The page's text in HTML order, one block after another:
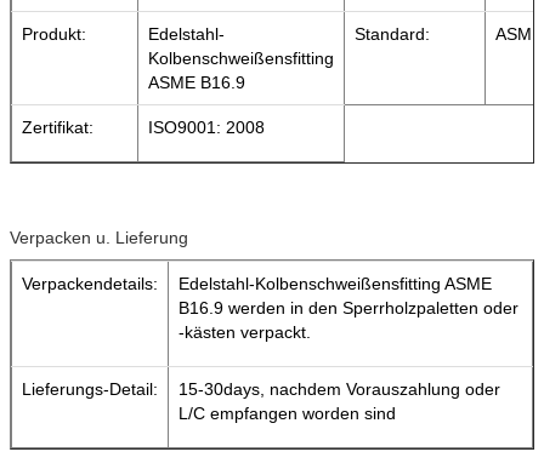
Produkt:
Edelstahl-
Kolbenschweißensfitting
ASME B16.9
Standard:
Zertifikat: ISO9001: 2008
Verpacken u. Lieferung
Verpackendetails:
Edelstahl-Kolbenschweißensfitting ASME
B16.9 werden in den Sperrholzpaletten oder
-kästen verpackt.
Lieferungs-Detail:
15-30days, nachdem Vorauszahlung oder
L/C empfangen worden sind